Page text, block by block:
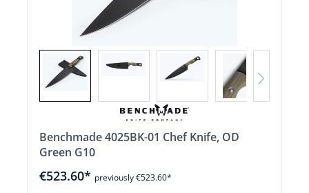
Benchmade 4025BK-01 Chef Knife, OD
Green G10
€523.60* previously €523.60*